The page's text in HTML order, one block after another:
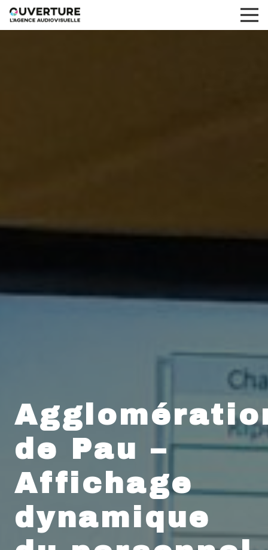
de Pau –
Affichage
dynamique